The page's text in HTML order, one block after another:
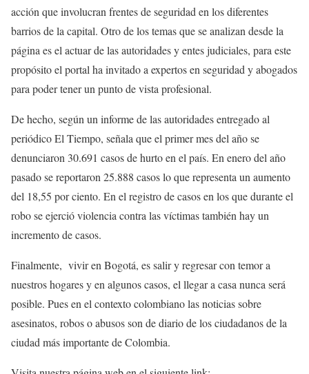
acción que involucran frentes de seguridad en los diferentes
barrios de la capital. Otro de los temas que se analizan desde la
página es el actuar de las autoridades y entes judiciales, para este
propósito el portal ha invitado a expertos en seguridad y abogados
para poder tener un punto de vista profesional.
De hecho, según un informe de las autoridades entregado al
periódico El Tiempo, señala que el primer mes del año se
denunciaron 30.691 casos de hurto en el país. En enero del año
pasado se reportaron 25.888 casos lo que representa un aumento
del 18,55 por ciento. En el registro de casos en los que durante el
robo se ejerció violencia contra las víctimas también hay un
incremento de casos.
Finalmente, vivir en Bogotá, es salir y regresar con temor a
nuestros hogares y en algunos casos, el llegar a casa nunca será
posible. Pues en el contexto colombiano las noticias sobre
asesinatos, robos o abusos son de diario de los ciudadanos de la
ciudad más importante de Colombia.